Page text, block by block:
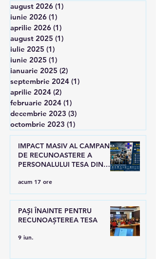
august 2026 (1)
iunie 2026 (1)
aprilie 2026 (1)
august 2025 (1)
iulie 2025 (1)
iunie 2025 (1)
ianuarie 2025 (2)
septembrie 2024 (1)
aprilie 2024 (2)
februarie 2024 (1)
decembrie 2023 (3)
octombrie 2023 (1)
IMPACT MASIV AL CAMPANIEI
DE RECUNOASTERE A
PERSONALULUI TESA DIN
acum 17 ore
PAȘI ÎNAINTE PENTRU
RECUNOAȘTEREA TESA
9 iun.